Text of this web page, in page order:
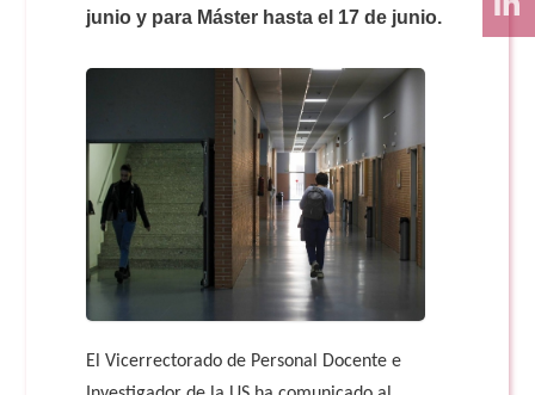
junio y para Máster hasta el 17 de junio.
El Vicerrectorado de Personal Docente e